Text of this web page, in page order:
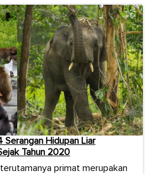
Serangan Hidupan Liar
Tahun 2020
primat merupakan